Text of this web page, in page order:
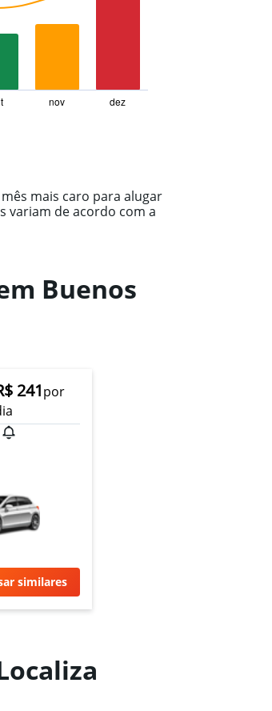
nov dez
mais caro para alugar
variam de acordo com a
Buenos
241por
similares